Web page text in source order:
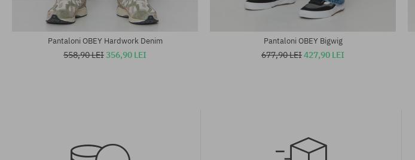
Mărimi existente:
Mărimi existente:
Pantaloni OBEY Hardwork Denim
558,90 LEI356,90 LEI
Pantaloni OBEY Bigwig
677,90 LEI427,90 LEI